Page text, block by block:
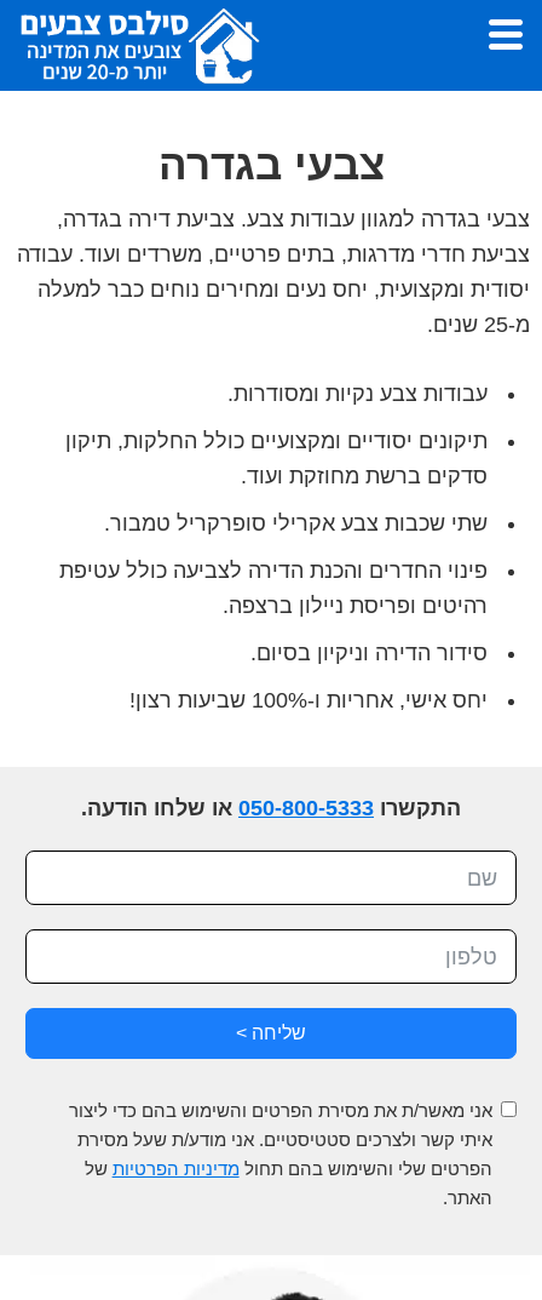
Skip
main
Skip
footer
סילבס
דירה,
צבעים
צבעי בגדרה
צבעי בגדרה למגוון עבודות צבע. צביעת דירה בגדרה,
צביעת חדרי מדרגות, בתים פרטיים, משרדים ועוד. עבודה
יסודית ומקצועית, יחס נעים ומחירים נוחים כבר למעלה
מ-25 שנים.
עבודות צבע נקיות ומסודרות.
תיקונים יסודיים ומקצועיים כולל החלקות, תיקון
סדקים ברשת מחוזקת ועוד.
שתי שכבות צבע אקרילי סופרקריל טמבור.
פינוי החדרים והכנת הדירה לצביעה כולל עטיפת
רהיטים ופריסת ניילון ברצפה.
סידור הדירה וניקיון בסיום.
יחס אישי, אחריות ו-100% שביעות רצון!
התקשרו 050-800-5333 או שלחו הודעה.
שליחה >
אני מאשר/ת את מסירת הפרטים והשימוש בהם כדי ליצור
איתי קשר ולצרכים סטטיסטיים. אני מודע/ת שעל מסירת
הפרטים שלי והשימוש בהם תחולמדיניות הפרטיות של
האתר.